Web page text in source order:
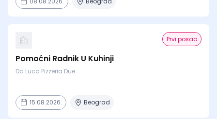
Prvi posao
Pomoćni Radnik U Kuhinji
Da Luca Pizzeria Due
15.08.2026. Beograd